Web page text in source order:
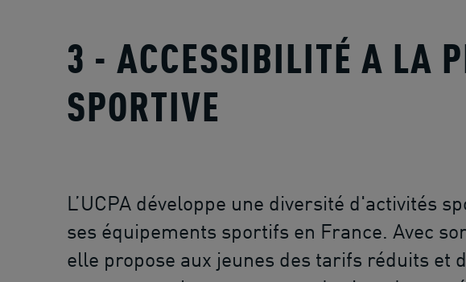
3 - ACCESSIBILITÉ A LA
SPORTIVE
L’UCPA développe une diversité d'activités
ses équipements sportifs en France. Avec
elle propose aux jeunes des tarifs réduits et